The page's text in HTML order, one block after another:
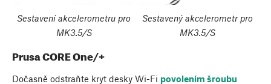
Sestavení akcelerometru pro
MK3.5/S
Sestavený akcelerometr pro
MK3.5/S
Prusa CORE One/+
Dočasně odstraňte kryt desky Wi-Fi povolením šroubu